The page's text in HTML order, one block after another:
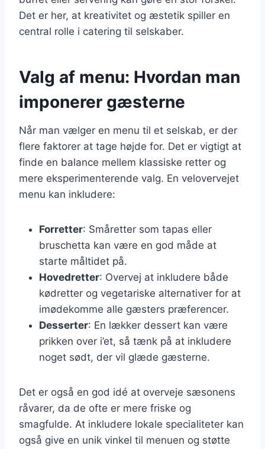
Det er her, at kreativitet og æstetik spiller en
central rolle i catering til selskaber.
Valg af menu: Hvordan man
imponerer gæsterne
Når man vælger en menu til et selskab, er der
flere faktorer at tage højde for. Det er vigtigt at
finde en balance mellem klassiske retter og
mere eksperimenterende valg. En velovervejet
menu kan inkludere:
Forretter: Småretter som tapas eller
bruschetta kan være en god måde at
starte måltidet på.
Hovedretter: Overvej at inkludere både
kødretter og vegetariske alternativer for at
imødekomme alle gæsters præferencer.
Desserter: En lækker dessert kan være
prikken over i’et, så tænk på at inkludere
noget sødt, der vil glæde gæsterne.
Det er også en god idé at overveje sæsonens
råvarer, da de ofte er mere friske og
smagfulde. At inkludere lokale specialiteter kan
også give en unik vinkel til menuen og støtte